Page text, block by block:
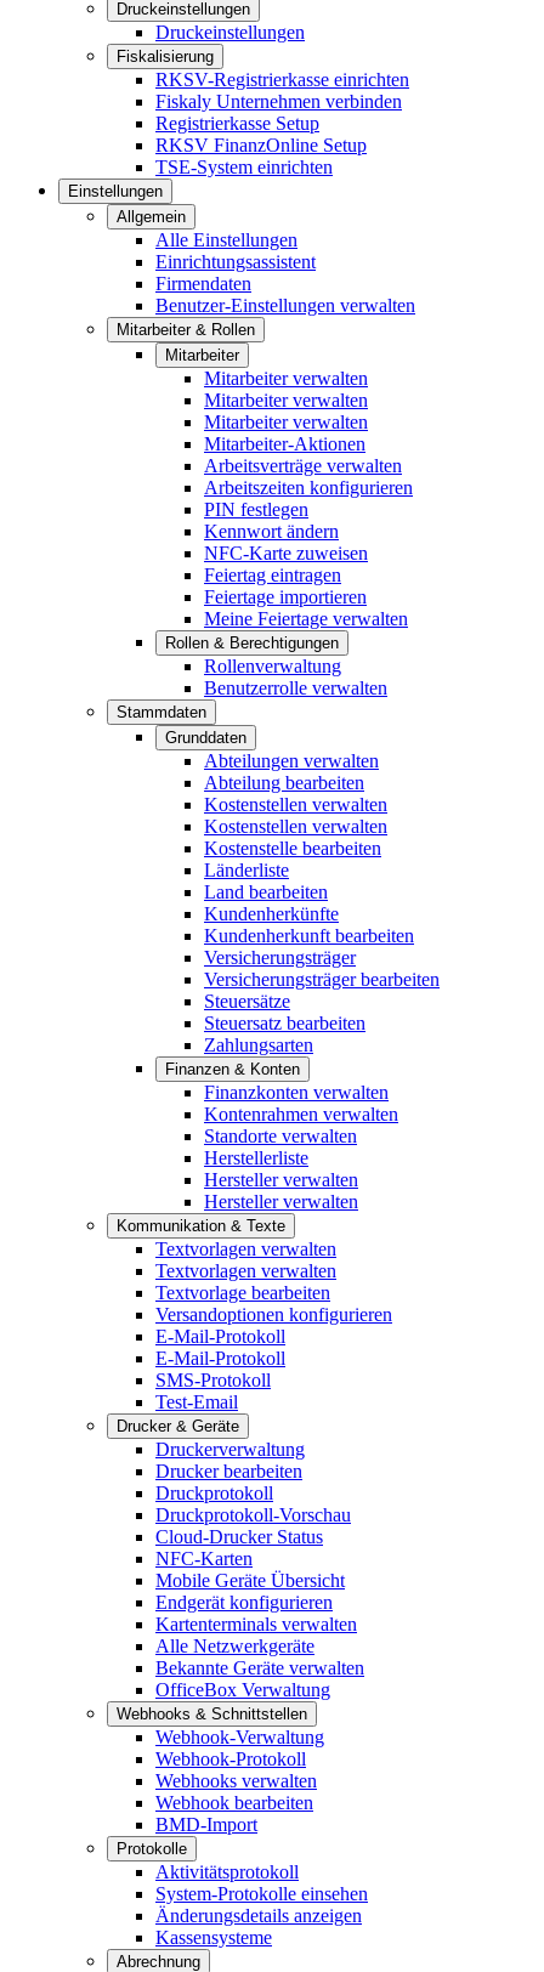
Druckeinstellungen
Druckeinstellungen
Fiskalisierung
RKSV-Registrierkasse einrichten
Fiskaly Unternehmen verbinden
Registrierkasse Setup
RKSV FinanzOnline Setup
TSE-System einrichten
Einstellungen
Allgemein
Alle Einstellungen
Einrichtungsassistent
Firmendaten
Benutzer-Einstellungen verwalten
Mitarbeiter & Rollen
Mitarbeiter
Mitarbeiter verwalten
Mitarbeiter verwalten
Mitarbeiter verwalten
Mitarbeiter-Aktionen
Arbeitsverträge verwalten
Arbeitszeiten konfigurieren
PIN festlegen
Kennwort ändern
NFC-Karte zuweisen
Feiertag eintragen
Feiertage importieren
Meine Feiertage verwalten
Rollen & Berechtigungen
Rollenverwaltung
Benutzerrolle verwalten
Stammdaten
Grunddaten
Abteilungen verwalten
Abteilung bearbeiten
Kostenstellen verwalten
Kostenstellen verwalten
Kostenstelle bearbeiten
Länderliste
Land bearbeiten
Kundenherkünfte
Kundenherkunft bearbeiten
Versicherungsträger
Versicherungsträger bearbeiten
Steuersätze
Steuersatz bearbeiten
Zahlungsarten
Finanzen & Konten
Finanzkonten verwalten
Kontenrahmen verwalten
Standorte verwalten
Herstellerliste
Hersteller verwalten
Hersteller verwalten
Kommunikation & Texte
Textvorlagen verwalten
Textvorlagen verwalten
Textvorlage bearbeiten
Versandoptionen konfigurieren
E-Mail-Protokoll
E-Mail-Protokoll
SMS-Protokoll
Test-Email
Drucker & Geräte
Druckerverwaltung
Drucker bearbeiten
Druckprotokoll
Druckprotokoll-Vorschau
Cloud-Drucker Status
NFC-Karten
Mobile Geräte Übersicht
Endgerät konfigurieren
Kartenterminals verwalten
Alle Netzwerkgeräte
Bekannte Geräte verwalten
OfficeBox Verwaltung
Webhooks & Schnittstellen
Webhook-Verwaltung
Webhook-Protokoll
Webhooks verwalten
Webhook bearbeiten
BMD-Import
Protokolle
Aktivitätsprotokoll
System-Protokolle einsehen
Änderungsdetails anzeigen
Kassensysteme
Abrechnung